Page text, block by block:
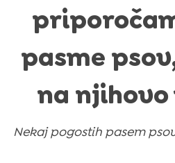
pasme
na
Nekaj pogostih pasem